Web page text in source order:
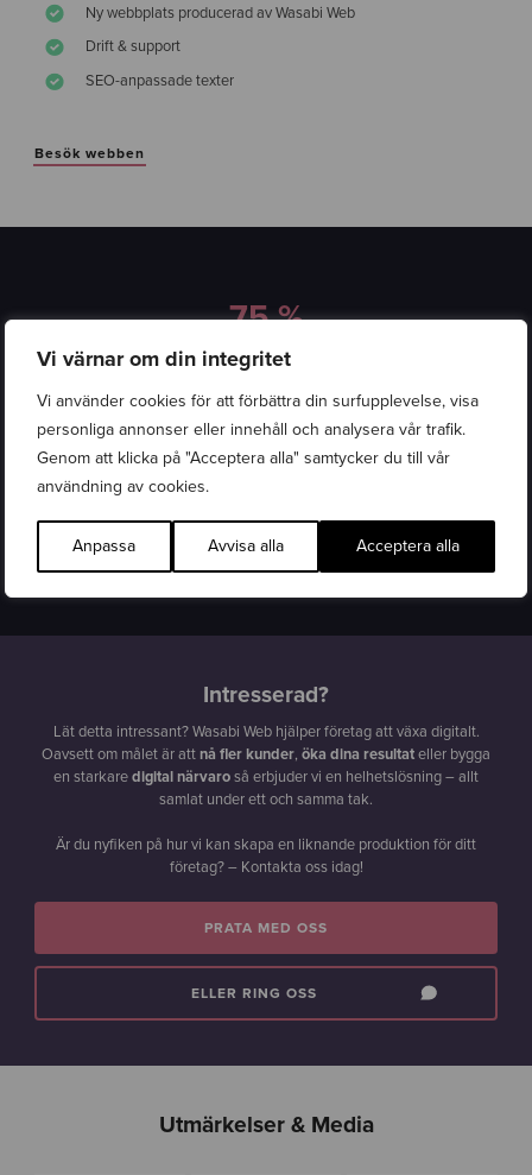
Vi värnar om din integritet
Vi använder cookies för att förbättra din surfupplevelse, visa
personliga annonser eller innehåll och analysera vår trafik.
Genom att klicka på "Acceptera alla" samtycker du till vår
användning av cookies.
Anpassa Avvisa alla Acceptera alla
Ny webbplats producerad av Wasabi Web
Drift & support
SEO-anpassade texter
Besök webben
75 %
Engagemangsgradsedan lansering.
71%
SEO-andelav sessionerna.
1 m 17 s
Genomsnittlig engagemangstid per aktiv användare.
Intresserad?
Lät detta intressant? Wasabi Web hjälper företag att växa digitalt.
Oavsett om målet är attnå fler kunder, öka dina resultateller bygga
en starkaredigital närvaroså erbjuder vi en helhetslösning – allt
samlat under ett och samma tak.
Är du nyfiken på hur vi kan skapa en liknande produktion för ditt
företag? – Kontakta oss idag!
PRATA MED OSS
ELLER RING OSS
Utmärkelser & Media